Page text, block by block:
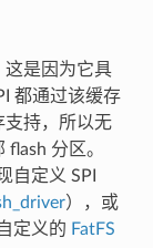
这是因为它具
都通过该缓存
支持，所以无
分区。
自定义 SPI
），或
定义的 FatFS